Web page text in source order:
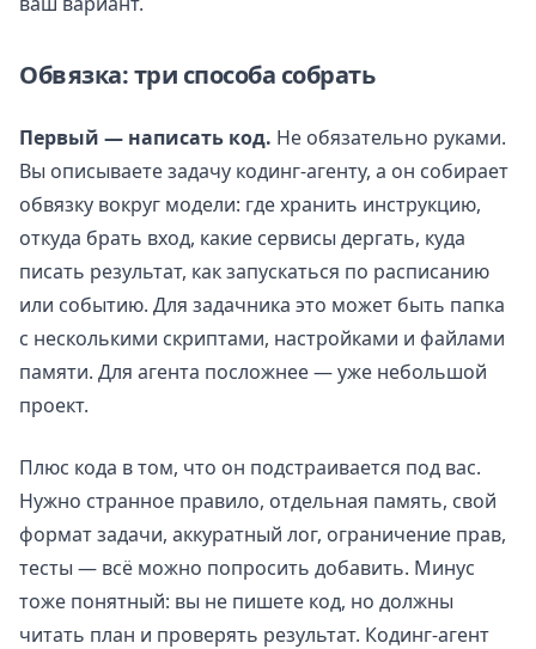
Обвязка: три способа собрать
Первый — написать код. Не обязательно руками.
Вы описываете задачу кодинг-агенту, а он собирает
обвязку вокруг модели: где хранить инструкцию,
откуда брать вход, какие сервисы дергать, куда
писать результат, как запускаться по расписанию
или событию. Для задачника это может быть папка
с несколькими скриптами, настройками и файлами
памяти. Для агента посложнее — уже небольшой
проект.
Плюс кода в том, что он подстраивается под вас.
Нужно странное правило, отдельная память, свой
формат задачи, аккуратный лог, ограничение прав,
тесты — всё можно попросить добавить. Минус
тоже понятный: вы не пишете код, но должны
читать план и проверять результат. Кодинг-агент